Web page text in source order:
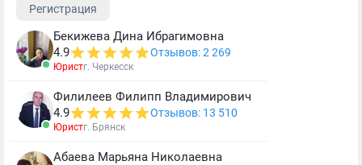
Регистрация
Бекижева Дина Ибрагимовна
4.9
Отзывов: 2 269
Юристг. Черкесск
Филилеев Филипп Владимирович
4.9
Отзывов: 13 510
Юристг. Брянск
Абаева Марьяна Николаевна